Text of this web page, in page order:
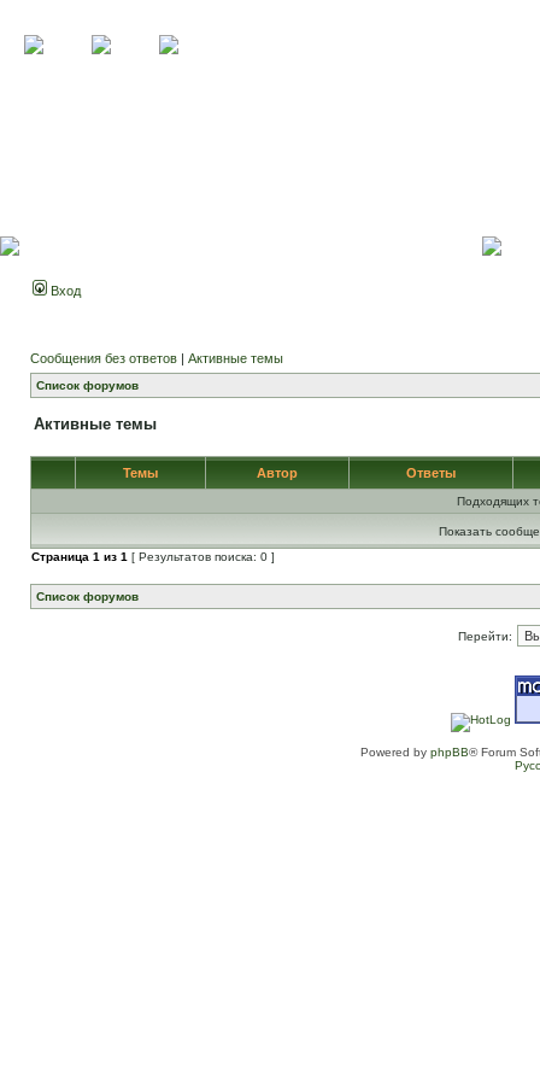
Вход
Сообщения без ответов | Активные темы
Список форумов
Активные темы
Темы Автор Ответы
Подходящих
Показать
Страница 1 из 1 [ Результатов поиска: 0 ]
Список форумов
Перейти:
Powered by phpBB® Forum